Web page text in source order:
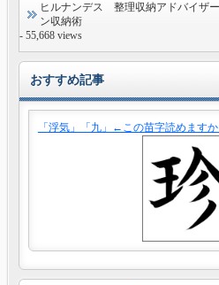
ヒルナンデス 整理収納アドバイザ
ン収納術
- 55,668 views
おすすめ記事
「浮気」「九」←この苗字読めますか